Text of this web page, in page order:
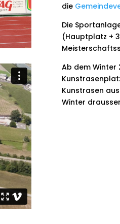
die
Die
(Hauptplatz +
Ab dem Winter
Kunstrasen
Winter